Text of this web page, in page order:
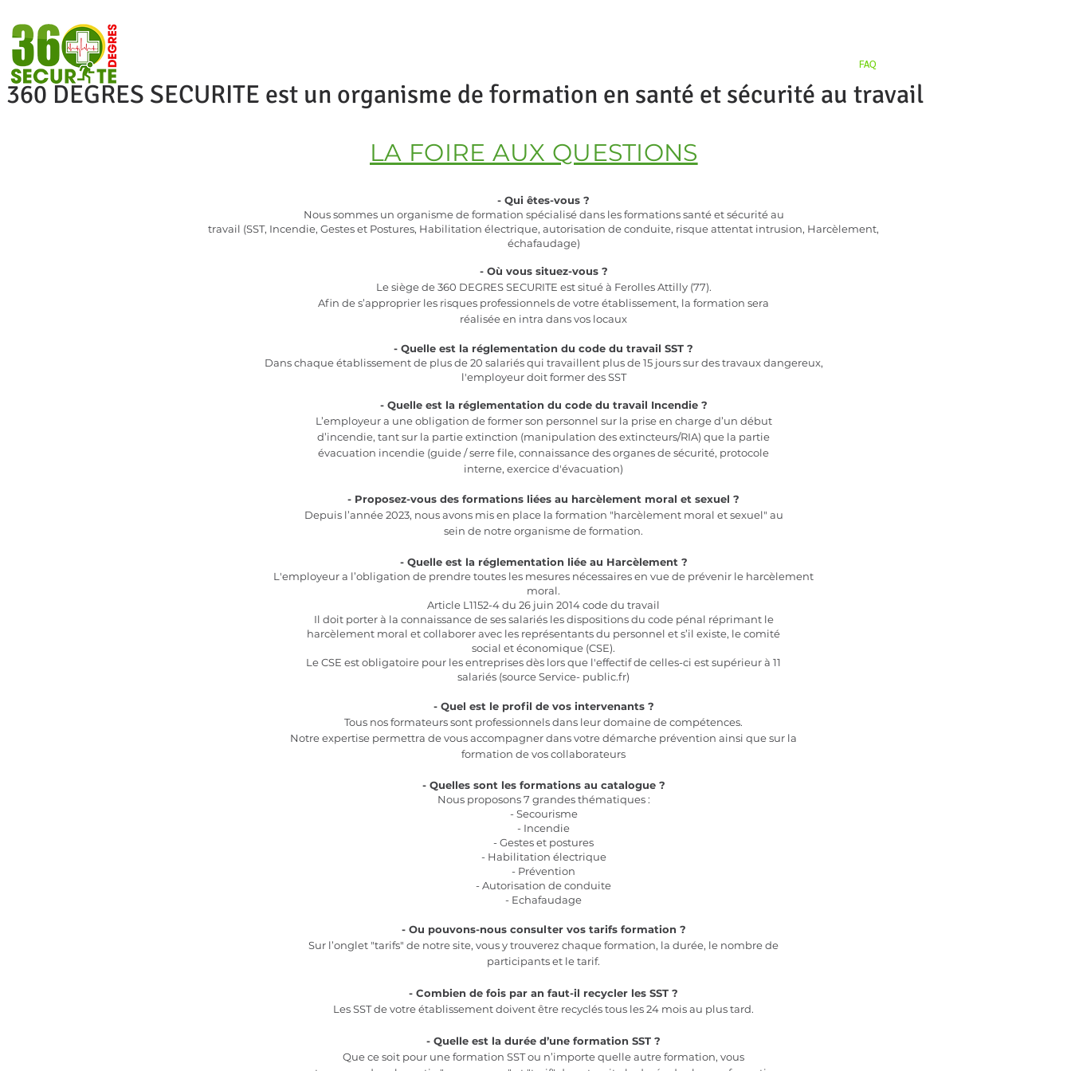
360 DEGRES SECURITE est un organisme de formation en santé et sécurité au travail
FAQ
LA FOIRE AUX QUESTIONS
- Qui êtes-vous ?
Nous sommes un organisme de formation spécialisé dans les formations santé et sécurité au
travail (SST, Incendie, Gestes et Postures, Habilitation électrique, autorisation de conduite, risque attentat intrusion, Harcèlement,
échafaudage)
- Où vous situez-vous ?
Le siège de 360 DEGRES SECURITE est situé à Ferolles Attilly (77).
Afin de s’approprier les risques professionnels de votre établissement, la formation sera
réalisée en intra dans vos locaux
- Quelle est la réglementation du code du travail SST ?
Dans chaque établissement de plus de 20 salariés qui travaillent plus de 15 jours sur des travaux dangereux,
l'employeur doit former des SST
- Quelle est la réglementation du code du travail Incendie ?
L’employeur a une obligation de former son personnel sur la prise en charge d’un début
d’incendie, tant sur la partie extinction (manipulation des extincteurs/RIA) que la partie
évacuation incendie (guide / serre file, connaissance des organes de sécurité, protocole
interne, exercice d'évacuation)
- Proposez-vous des formations liées au harcèlement moral et sexuel ?
Depuis l’année 2023, nous avons mis en place la formation "harcèlement moral et sexuel" au
sein de notre organisme de formation.
- Quelle est la réglementation liée au Harcèlement ?
L'employeur a l’obligation de prendre toutes les mesures nécessaires en vue de prévenir le harcèlement
moral.
Article L1152-4 du 26 juin 2014 code du travail
Il doit porter à la connaissance de ses salariés les dispositions du code pénal réprimant le
harcèlement moral et collaborer avec les représentants du personnel et s’il existe, le comité
social et économique (CSE).
Le CSE est obligatoire pour les entreprises dès lors que l'effectif de celles-ci est supérieur à 11
salariés (source Service- public.fr)
- Quel est le profil de vos intervenants ?
Tous nos formateurs sont professionnels dans leur domaine de compétences.
Notre expertise permettra de vous accompagner dans votre démarche prévention ainsi que sur la
formation de vos collaborateurs
- Quelles sont les formations au catalogue ?
Nous proposons 7 grandes thématiques :
- Secourisme
- Incendie
- Gestes et postures
- Habilitation électrique
- Prévention
- Autorisation de conduite
- Echafaudage
- Ou pouvons-nous consulter vos tarifs formation ?
Sur l’onglet "tarifs" de notre site, vous y trouverez chaque formation, la durée, le nombre de
participants et le tarif.
- Combien de fois par an faut-il recycler les SST ?
Les SST de votre établissement doivent être recyclés tous les 24 mois au plus tard.
- Quelle est la durée d’une formation SST ?
Que ce soit pour une formation SST ou n’importe quelle autre formation, vous